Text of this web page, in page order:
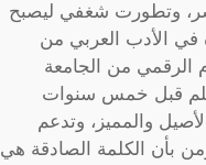
وتطورت شغفي ليصبح
الأدب العربي من
الرقمي من الجامعة
قبل خمس سنوات
والمميز، وتدعم
بأن الكلمة الصادقة هي